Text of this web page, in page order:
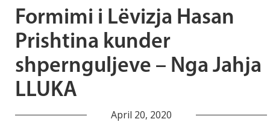
Formimi i Lëvizja Hasan
Prishtina kunder
shpernguljeve – Nga Jahja
LLUKA
April 20, 2020